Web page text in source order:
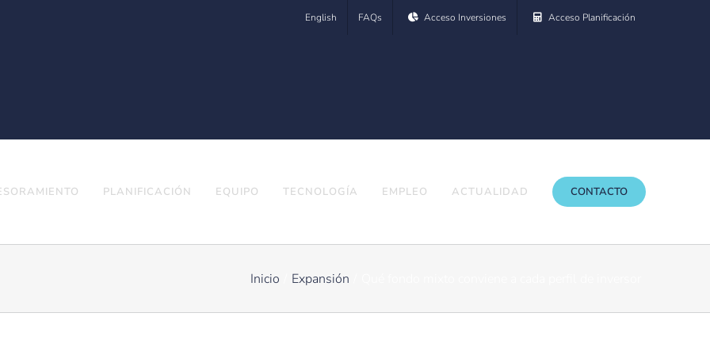
English FAQs Acceso Inversiones Acceso Planificación
PLANIFICACIÓN EQUIPO TECNOLOGÍA EMPLEO ACTUALIDAD CONTACTO
Inicio Expansión